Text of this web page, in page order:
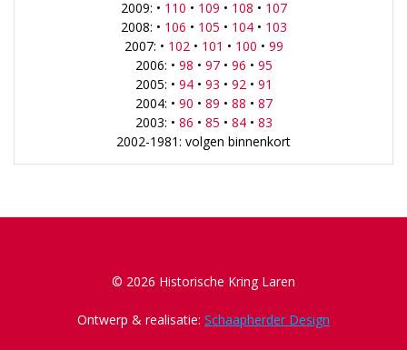
2009: • 110 • 109 • 108 • 107
2008: • 106 • 105 • 104• 103
2007: • 102 • 101 • 100 • 99
2006: • 98 • 97• 96 • 95
2005: • 94• 93 • 92 • 91
2004: • 90 • 89 • 88 • 87
2003: • 86 • 85 • 84• 83
2002-1981: volgen binnenkort
© 2026 Historische Kring Laren
Ontwerp & realisatie: Schaapherder Design